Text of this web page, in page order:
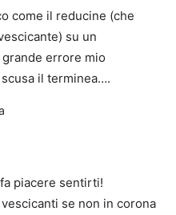
come il reducine (che
su un
errore mio
il terminea….
piacere sentirti!
se non in corona